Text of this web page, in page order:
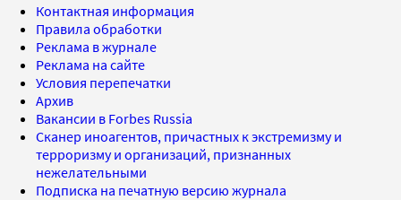
Контактная информация
Правила обработки
Реклама в журнале
Реклама на сайте
Условия перепечатки
Архив
Вакансии в Forbes Russia
Сканер иноагентов, причастных к экстремизму и
терроризму и организаций, признанных
нежелательными
Подписка на печатную версию журнала